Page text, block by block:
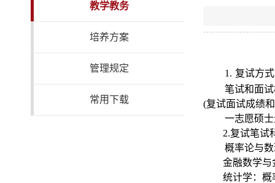
教学教务
培养方案
管理规定
常用下载
1. 复试方式
笔试和面
(复试面试成绩
一志愿硕
2.复试笔试
概率论与
金融数学与
统计学：概